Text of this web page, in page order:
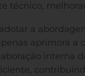
técnico,
a
aprimora
interna